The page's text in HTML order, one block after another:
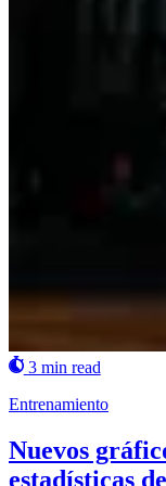
3 min read
Entrenamiento
Nuevos
estadísticas